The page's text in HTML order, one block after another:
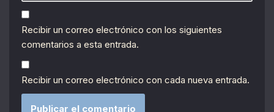
Recibir un correo electrónico con los siguientes
comentarios a esta entrada.
Recibir un correo electrónico con cada nueva entrada.